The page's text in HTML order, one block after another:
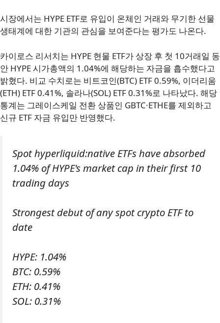
시장에서는 HYPE ETF로 유입이 온체인 거래와 무기한 선물
생태계에 대한 기관의 관심을 보여준다는 평가도 나온다.
카이로스 리서치는 HYPE 현물 ETF가 상장 후 첫 10거래일 동
안 HYPE 시가총액의 1.04%에 해당하는 자금을 흡수했다고
밝혔다. 비교 수치로는 비트코인(BTC) ETF 0.59%, 이더리움
(ETH) ETF 0.41%, 솔라나(SOL) ETF 0.31%로 나타났다. 해당
통계는 그레이스케일 전환 상품인 GBTC·ETHE를 제외하고
신규 ETF 자금 유입만 반영했다.
Spot hyperliquid:native ETFs have absorbed
1.04% of HYPE's market cap in their first 10
trading days
Strongest debut of any spot crypto ETF to
date
HYPE: 1.04%
BTC: 0.59%
ETH: 0.41%
SOL: 0.31%